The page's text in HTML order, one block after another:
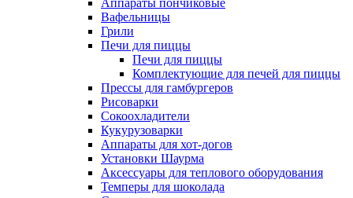
Вафельницы
Грили
Печи для пиццы
Печи для пиццы
Комплектующие для печей для пиццы
Прессы для гамбургеров
Рисоварки
Сокоохладители
Кукурузоварки
Аппараты для хот-догов
Установки Шаурма
Аксессуары для теплового оборудования
Темперы для шоколада